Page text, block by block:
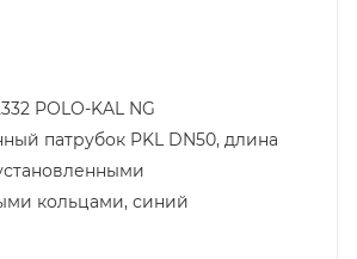
POLO-KAL NG
патрубок PKL DN50, длина
кольцами, синий